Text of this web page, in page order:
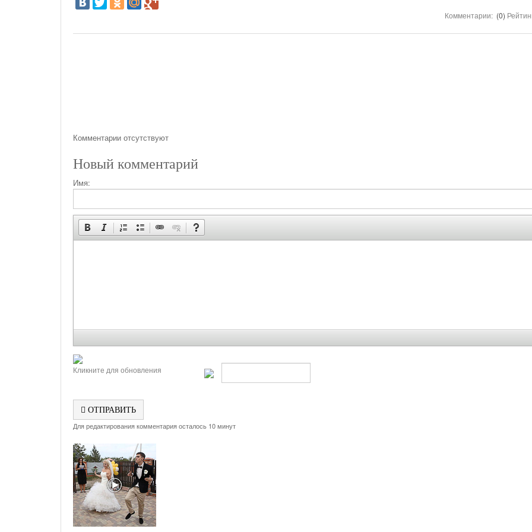
Комментарии: (0)
Комментарии отсутствуют
Новый комментарий
Имя:
Кликните для обновления
ОТПРАВИТЬ
Для редактирования комментария осталось 10 минут